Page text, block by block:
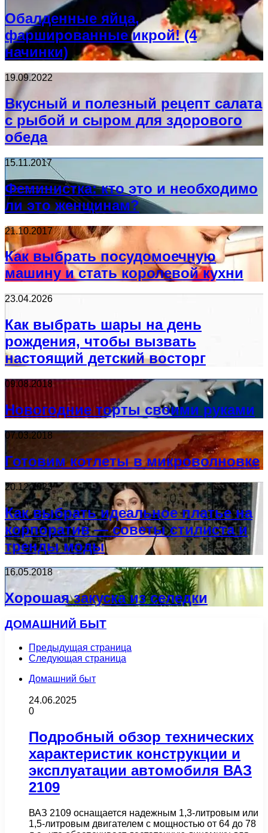
Обалденные яйца,
фаршированные икрой! (4
начинки)
19.09.2022
Вкусный и полезный рецепт салата
с рыбой и сыром для здорового
обеда
15.11.2017
Феминистка: кто это и необходимо
ли это женщинам?
21.10.2017
Как выбрать посудомоечную
машину и стать королевой кухни
23.04.2026
Как выбрать шары на день
рождения, чтобы вызвать
настоящий детский восторг
09.08.2018
Новогодние торты своими руками
07.03.2018
Готовим котлеты в микроволновке
20.12.2023
Как выбрать идеальное платье на
корпоратив — советы стилиста и
тренды моды
16.05.2018
Хорошая закуска из селедки
ДОМАШНИЙ БЫТ
Предыдущая страница
Следующая страница
Домашний быт
24.06.2025
0
Подробный обзор технических
характеристик конструкции и
эксплуатации автомобиля ВАЗ
2109
ВАЗ 2109 оснащается надежным 1,3-литровым или
1,5-литровым двигателем с мощностью от 64 до 78